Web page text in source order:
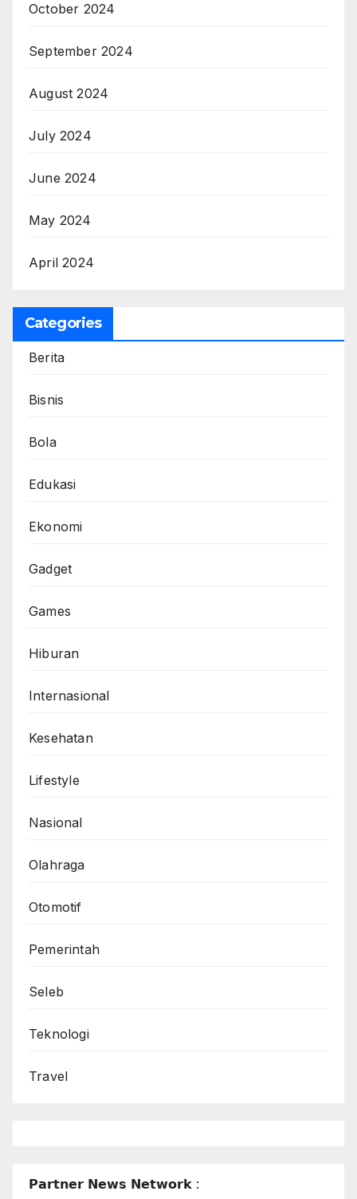
October 2024
September 2024
August 2024
July 2024
June 2024
May 2024
April 2024
Categories
Berita
Bisnis
Bola
Edukasi
Ekonomi
Gadget
Games
Hiburan
Internasional
Kesehatan
Lifestyle
Nasional
Olahraga
Otomotif
Pemerintah
Seleb
Teknologi
Travel
𝗣𝗮𝗿𝘁𝗻𝗲𝗿 𝗡𝗲𝘄𝘀 𝗡𝗲𝘁𝘄𝗼𝗿𝗸 :